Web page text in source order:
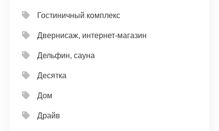
Гостиничный комплекс
Двернисаж, интернет-магазин
Дельфин, сауна
Десятка
Дом
Драйв